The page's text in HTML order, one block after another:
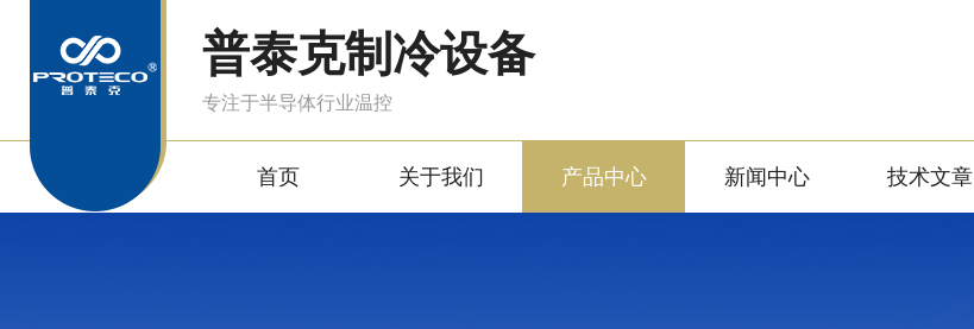
普泰克制冷设备
专注于半导体行业温控
首页 关于我们 产品中心 新闻中心 技术文章